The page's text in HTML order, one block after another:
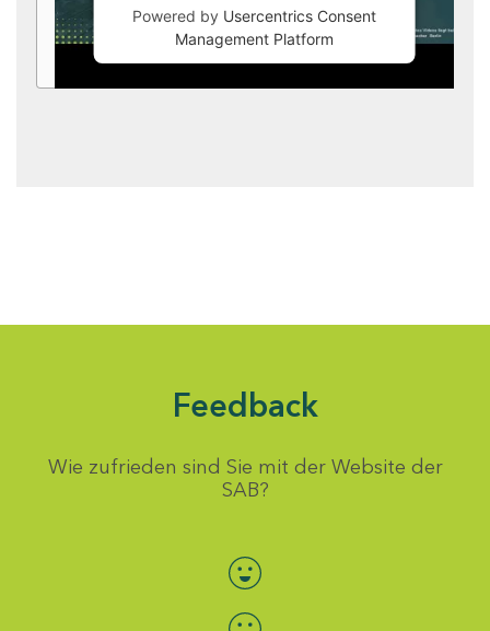
Powered by Usercentrics Consent
Management Platform
Feedback
Wie zufrieden sind Sie mit der Website der
SAB?
Bewertung auswählen